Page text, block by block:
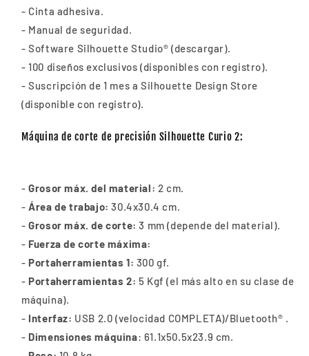
- Cinta adhesiva.
- Manual de seguridad.
- Software Silhouette Studio® (descargar)​.
- 100 diseños exclusivos (disponibles con registro).
- Suscripción de 1 mes a Silhouette Design Store
(disponible con registro).
Máquina de corte de precisión Silhouette Curio 2:
-Grosor máx. del material: 2 cm.
-Área de trabajo: 30.4x30.4 cm.
-Grosor máx. de corte: 3 mm (depende del material).
- Fuerza de corte máxima:
-Portaherramientas 1: 300 gf.
-Portaherramientas 2: 5 Kgf (el más alto en su clase de
máquina).
- Interfaz: USB 2.0 (velocidad COMPLETA)/Bluetooth® .
- Dimensiones máquina: 61.1x50.5x23.9 cm.